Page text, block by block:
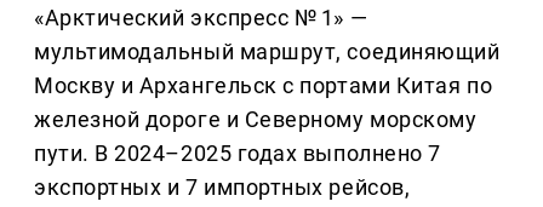
«Арктический экспресс № 1» —
мультимодальный маршрут, соединяющий
Москву и Архангельск с портами Китая по
железной дороге и Северному морскому
пути. В 2024–2025 годах выполнено 7
экспортных и 7 импортных рейсов,